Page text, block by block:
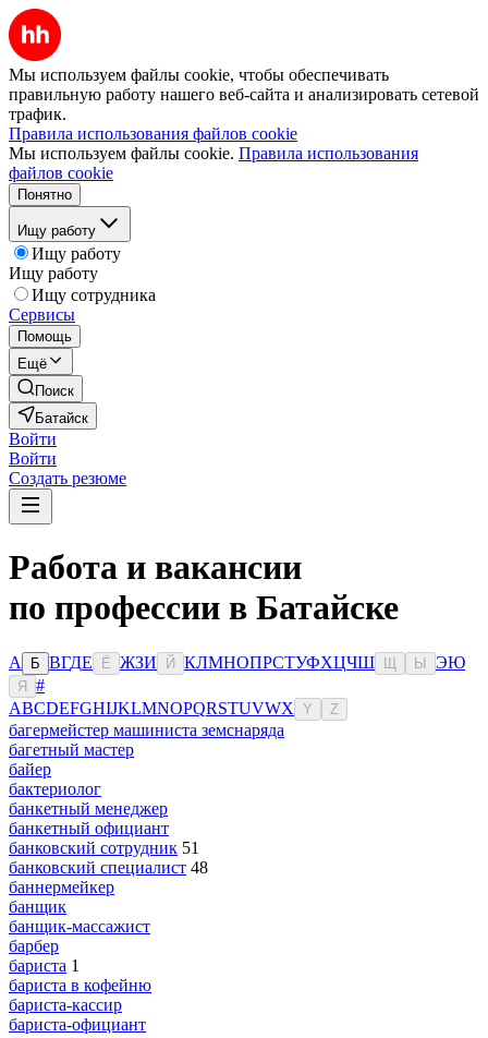
Мы используем файлы cookie, чтобы обеспечивать
правильную работу нашего веб-сайта и анализировать сетевой
трафик.
Правила использования файлов cookie
Мы используем файлы cookie. Правила использования
файлов cookie
Понятно
Ищу работу
Ищу работу
Ищу работу
Ищу сотрудника
Сервисы
Помощь
Ещё
Поиск
Батайск
Войти
Войти
Создать резюме
Работа и вакансии
по профессии в Батайске
А Б ВГДЕ Ё ЖЗИ Й КЛМНОПРСТУФХЦЧШ Ы ЭЮ
Я
#
ABCDEFGHIJKLMNOPQRSTUVWX Y Z
багермейстер машиниста земснаряда
багетный мастер
байер
бактериолог
банкетный менеджер
банкетный официант
банковский сотрудник 51
банковский специалист 48
баннермейкер
банщик
банщик-массажист
барбер
бариста 1
бариста в кофейню
бариста-кассир
бариста-официант